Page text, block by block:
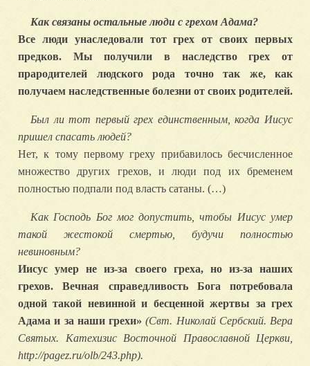
Как связаны остальные люди с грехом Адама?
Все люди унаследовали тот грех от своих первых
предков. Мы получили в наследство грех от
прародителей людского рода точно так же, как
получаем наследственные болезни от своих родителей.
Был ли тот первый грех единственным, когда Иисус
пришел спасать людей?
Нет, к тому первому греху прибавилось бесчисленное
множество других грехов, и люди под их бременем
полностью подпали под власть сатаны. (…)
Как Господь Бог мог допустить, чтобы Иисус умер
такой жестокой смертью, будучи полностью
невиновным?
Иисус умер не из-за своего греха, но из-за наших
грехов. Вечная справедливость Бога потребовала
одной такой невинной и бесценной жертвы за грех
Адама и за наши грехи»(Свт. Николай Сербский. Вера
Святых. Катехизис Восточной Православной Церкви,
http://pagez.ru/olb/243.php).